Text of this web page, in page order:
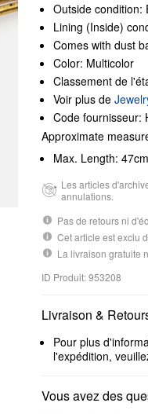
Outside condition:
Lining (Inside)
Comes with dust
Color: Multicolor
Classement de
Voir plus de
Code fournisseur:
Approximate
Max. Length: 47cm
Les articles
annulations.
Pas de retours ni
Cet article est exclu
La livraison gratuite
ID Produit: 953208
Livraison &
Pour plus
l'expédition,
Vous avez des